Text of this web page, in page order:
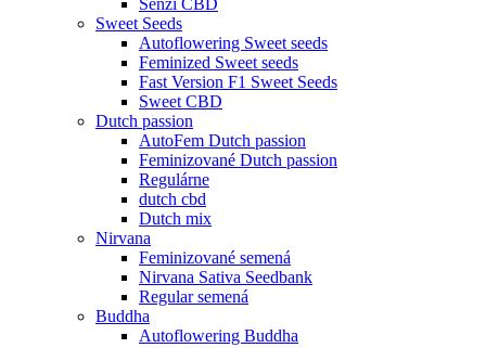
Sweet Seeds
Autoflowering Sweet seeds
Feminized Sweet seeds
Fast Version F1 Sweet Seeds
Sweet CBD
Dutch passion
AutoFem Dutch passion
Feminizované Dutch passion
Regulárne
dutch cbd
Dutch mix
Nirvana
Feminizované semená
Nirvana Sativa Seedbank
Regular semená
Buddha
Autoflowering Buddha